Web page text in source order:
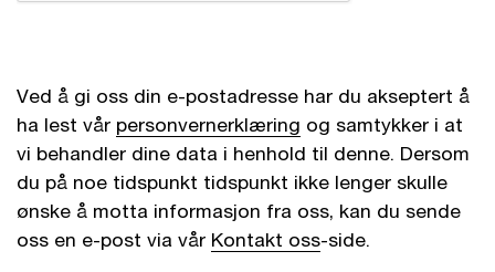
Ved å gi oss din e-postadresse har du akseptert å
ha lest vår personvernerklæring og samtykker i at
vi behandler dine data i henhold til denne. Dersom
du på noe tidspunkt tidspunkt ikke lenger skulle
ønske å motta informasjon fra oss, kan du sende
oss en e-post via vår Kontakt oss-side.